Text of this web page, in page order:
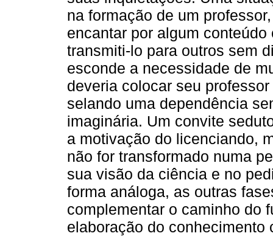
na formação de um
encantar por algum
transmiti-lo para outros sem
esconde a necessidade de
deveria colocar seu
selando uma dependência
imaginária. Um convite
a motivação do licenciando,
não for transformado numa
sua visão da ciência e no
forma análoga, as outras
complementar o caminho do
elaboração do conhecimento